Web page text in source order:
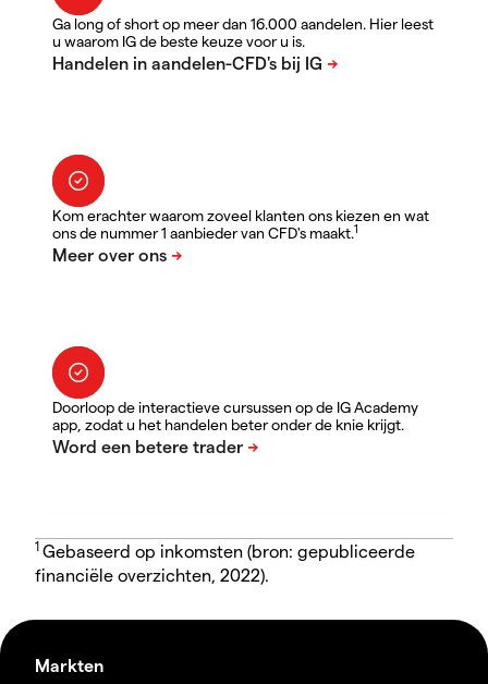
Ga long of short op meer dan 16.000 aandelen. Hier leest
u waarom IG de beste keuze voor u is.
Kom erachter waarom zoveel klanten ons kiezen en wat
ons de nummer 1 aanbieder van CFD's maakt.1
Doorloop de interactieve cursussen op de IG Academy
app, zodat u het handelen beter onder de knie krijgt.
1 Gebaseerd op inkomsten (bron: gepubliceerde
financiële overzichten, 2022).
Markten